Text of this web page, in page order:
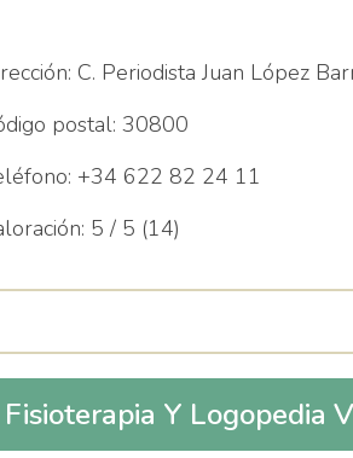
C. Periodista Juan López
postal: 30800
+34 622 82 24 11
5 / 5 (14)
Fisioterapia Y Logopedia